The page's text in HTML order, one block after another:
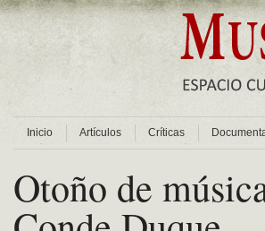
Inicio Artículos Críticas
Otoño de